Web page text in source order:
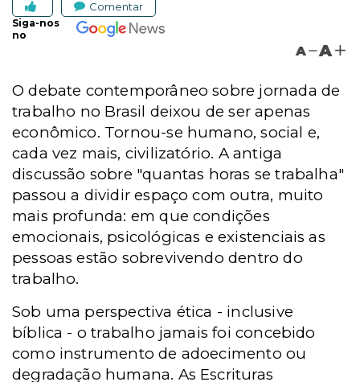
Comentar
Siga-nos
no
A A
O debate contemporâneo sobre jornada de
trabalho no Brasil deixou de ser apenas
econômico. Tornou-se humano, social e,
cada vez mais, civilizatório. A antiga
discussão sobre "quantas horas se trabalha"
passou a dividir espaço com outra, muito
mais profunda: em que condições
emocionais, psicológicas e existenciais as
pessoas estão sobrevivendo dentro do
trabalho.
Sob uma perspectiva ética - inclusive
bíblica - o trabalho jamais foi concebido
como instrumento de adoecimento ou
degradação humana. As Escrituras